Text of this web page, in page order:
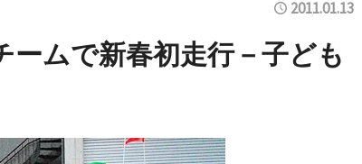
2011.01.13
ームで新春初走行－子ども